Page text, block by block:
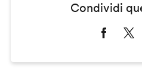
Condividi